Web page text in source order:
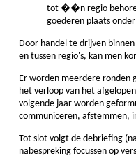
tot ��n regio
goederen plaats
Door handel te drijven
en tussen regio's, kan men
Er worden meerdere ronden
het verloop van het
volgende jaar worden
communiceren, afstemmen,
Tot slot volgt de debriefing
nabespreking focussen op